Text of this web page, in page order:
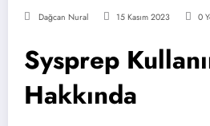
Dağcan Nural 15 Kasım 2023 0
Sysprep
Hakkında